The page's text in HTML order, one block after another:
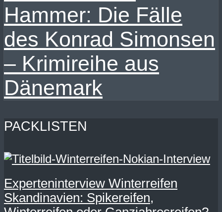
Hammer: Die Fälle
des Konrad Simonsen
– Krimireihe aus
Dänemark
PACKLISTEN
Experteninterview Winterreifen
Skandinavien: Spikereifen,